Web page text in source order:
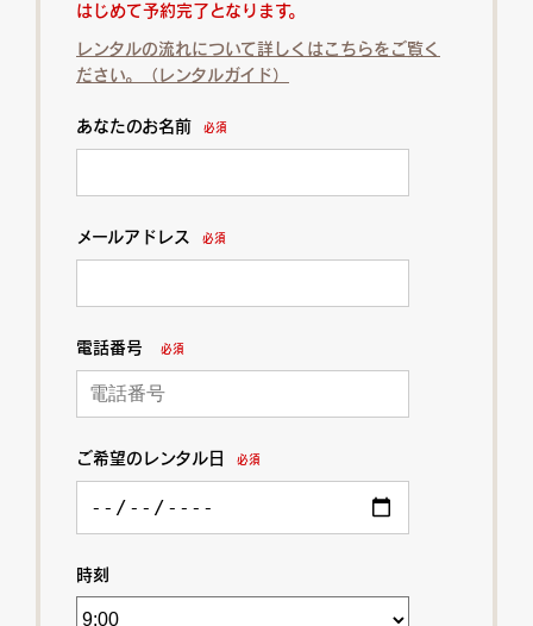
はじめて予約完了となります。
レンタルの流れについて詳しくはこちらをご覧く
ださい。（レンタルガイド）
あなたのお名前 必須
メールアドレス 必須
電話番号 必須
ご希望のレンタル日 必須
時刻